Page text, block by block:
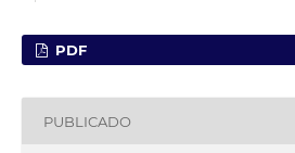
PDF
PUBLICADO